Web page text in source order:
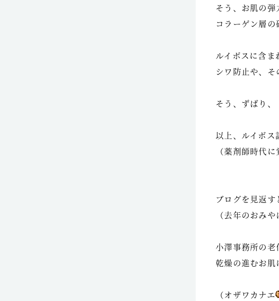
そう、お肌の
コラーゲン層の
ルイボスに含ま
シワ防止や、そ
そう、ずばり、
以上、ルイボ
（薬剤師時代
ブログを見返
（去年のおみ
小澤事務所の老
乾燥の進むお肌
（オザワカナエ